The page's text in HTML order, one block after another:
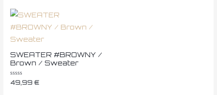
SWEATER #BROWNY /
Brown / Sweater
Bewertet
mit
49,99 €